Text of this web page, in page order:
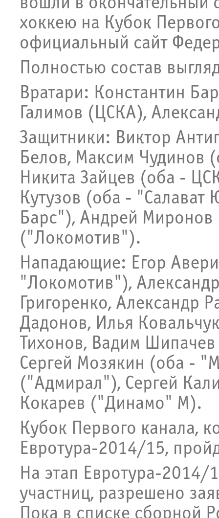
хоккею на Кубок
официальный сайт
Полностью состав
Вратари: Константин
Галимов (ЦСКА),
Защитники: Виктор
Белов, Максим Чудинов
Никита Зайцев (оба -
Кутузов (оба -
Барс"), Андрей
("Локомотив").
Нападающие: Егор
"Локомотив"),
Григоренко, Александр
Дадонов, Илья
Тихонов, Вадим
Сергей Мозякин (оба -
("Адмирал"), Сергей
Кокарев ("Динамо" М).
Кубок Первого канала,
Евротура-2014/15,
На этап Евротура-2014/
участниц, разрешено
Пока в списке сборной